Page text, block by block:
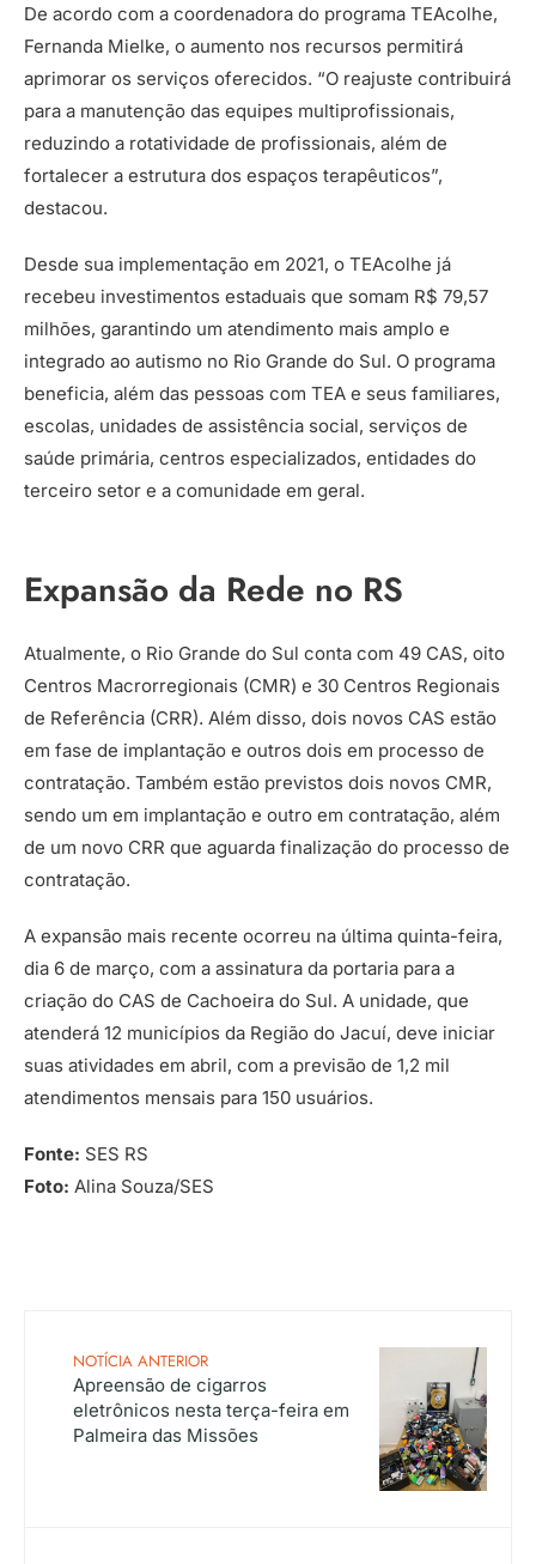
De acordo com a coordenadora do programa TEAcolhe,
Fernanda Mielke, o aumento nos recursos permitirá
aprimorar os serviços oferecidos. “O reajuste contribuirá
para a manutenção das equipes multiprofissionais,
reduzindo a rotatividade de profissionais, além de
fortalecer a estrutura dos espaços terapêuticos”,
destacou.
Desde sua implementação em 2021, o TEAcolhe já
recebeu investimentos estaduais que somam R$ 79,57
milhões, garantindo um atendimento mais amplo e
integrado ao autismo no Rio Grande do Sul. O programa
beneficia, além das pessoas com TEA e seus familiares,
escolas, unidades de assistência social, serviços de
saúde primária, centros especializados, entidades do
terceiro setor e a comunidade em geral.
Expansão da Rede no RS
Atualmente, o Rio Grande do Sul conta com 49 CAS, oito
Centros Macrorregionais (CMR) e 30 Centros Regionais
de Referência (CRR). Além disso, dois novos CAS estão
em fase de implantação e outros dois em processo de
contratação. Também estão previstos dois novos CMR,
sendo um em implantação e outro em contratação, além
de um novo CRR que aguarda finalização do processo de
contratação.
A expansão mais recente ocorreu na última quinta-feira,
dia 6 de março, com a assinatura da portaria para a
criação do CAS de Cachoeira do Sul. A unidade, que
atenderá 12 municípios da Região do Jacuí, deve iniciar
suas atividades em abril, com a previsão de 1,2 mil
atendimentos mensais para 150 usuários.
Fonte: SES RS
Foto: Alina Souza/SES
NOTÍCIA ANTERIOR
Apreensão de cigarros
eletrônicos nesta terça-feira em
Palmeira das Missões